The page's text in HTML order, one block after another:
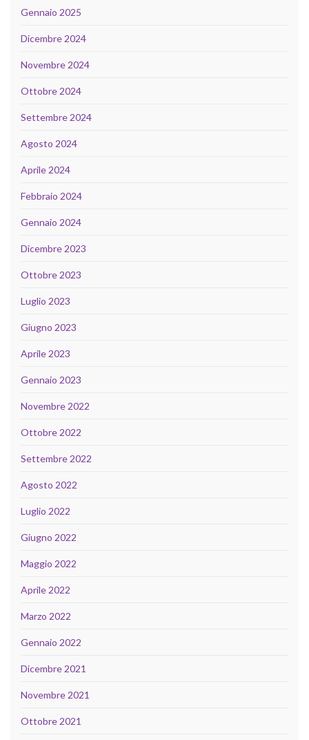
Gennaio 2025
Dicembre 2024
Novembre 2024
Ottobre 2024
Settembre 2024
Agosto 2024
Aprile 2024
Febbraio 2024
Gennaio 2024
Dicembre 2023
Ottobre 2023
Luglio 2023
Giugno 2023
Aprile 2023
Gennaio 2023
Novembre 2022
Ottobre 2022
Settembre 2022
Agosto 2022
Luglio 2022
Giugno 2022
Maggio 2022
Aprile 2022
Marzo 2022
Gennaio 2022
Dicembre 2021
Novembre 2021
Ottobre 2021